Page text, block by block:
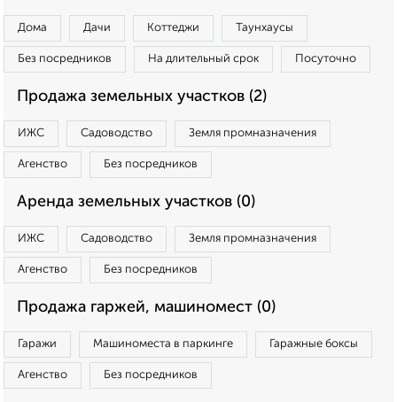
Дома Дачи Коттеджи Таунхаусы
Без посредников На длительный срок Посуточно
Продажа земельных участков (2)
ИЖС Садоводство Земля промназначения
Агенство Без посредников
Аренда земельных участков (0)
ИЖС Садоводство Земля промназначения
Агенство Без посредников
Продажа гаржей, машиномест (0)
Гаражи Машиноместа в паркинге Гаражные боксы
Агенство Без посредников